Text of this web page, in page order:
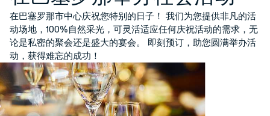
在巴塞罗那市中心庆祝您特别的日子！ 我们为您提供非凡的活
动场地，100%自然采光，可灵活适应任何庆祝活动的需求，无
论是私密的聚会还是盛大的宴会。 即刻预订，助您圆满举办活
动，获得难忘的成功！